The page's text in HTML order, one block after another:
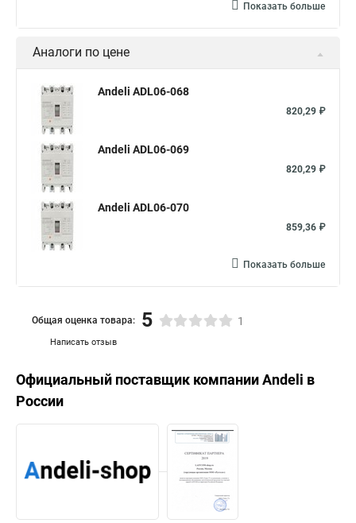
Показать больше
Аналоги по цене
Andeli ADL06-068
820,29 ₽
Andeli ADL06-069
820,29 ₽
Andeli ADL06-070
859,36 ₽
Показать больше
Написать отзыв
Общая оценка товара: 5 1
Официальный поставщик компанииAndeli в
России